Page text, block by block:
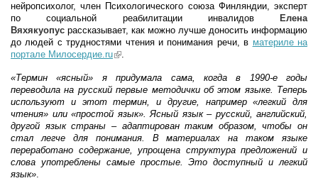
нейропсихолог, член Психологического союза Финляндии, эксперт
по социальной реабилитации инвалидов
Елена
Вяхякуопус рассказывает, как можно лучше доносить информацию
до людей с трудностями чтения и понимания речи, в материле на
портале Милосердие.ru(link is external)
.
«Термин «ясный» я придумала сама, когда в 1990-е годы
переводила на русский первые методички об этом языке. Теперь
используют и этот термин, и другие, например «легкий для
чтения» или «простой язык». Ясный язык – русский, английский,
другой язык страны – адаптирован таким образом, чтобы он
стал легче для понимания. В материалах на таком языке
переработано содержание, упрощена структура предложений и
слова употреблены самые простые. Это доступный и легкий
язык».